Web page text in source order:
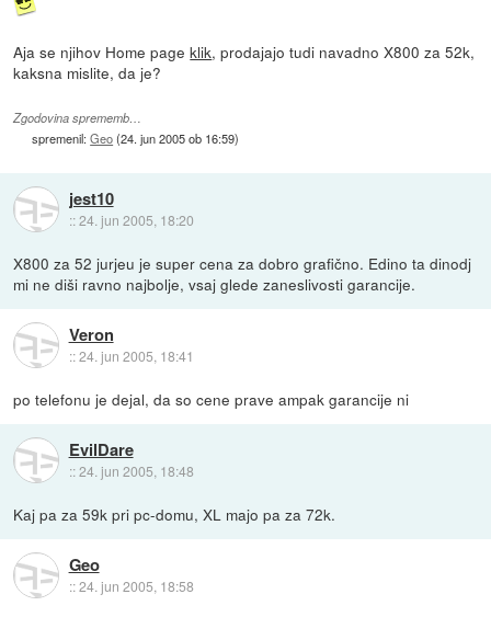
Aja se njihov Home pageklik, prodajajo tudi navadno X800 za 52k,
kaksna mislite, da je?
Zgodovina sprememb…
spremenil:Geo(24. jun 2005 ob 16:59)
jest10
::24. jun 2005, 18:20
X800 za 52 jurjeu je super cena za dobro grafično. Edino ta dinodj
mi ne diši ravno najbolje, vsaj glede zaneslivosti garancije.
Veron
::24. jun 2005, 18:41
po telefonu je dejal, da so cene prave ampak garancije ni
EvilDare
::24. jun 2005, 18:48
Kaj pa za 59k pri pc-domu, XL majo pa za 72k.
Geo
::24. jun 2005, 18:58